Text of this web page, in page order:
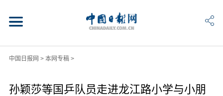
中国日报网 > 本网专稿>
孙颖莎等国乒队员走进龙江路小学与小朋